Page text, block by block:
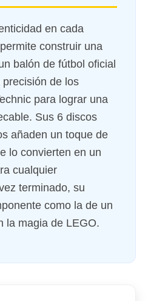
en cada
construir una
balón de fútbol oficial
de los
para lograr una
Sus 6 discos
añaden un toque de
lo convierten en un
cualquier
terminado, su
como la de un
la magia de LEGO.